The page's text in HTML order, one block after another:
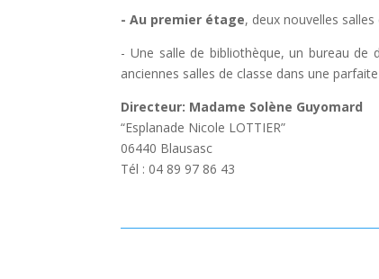
- Au premier étage, deux nouvelles
- Une salle de bibliothèque, un bureau de
anciennes salles de classe dans une
Directeur: Madame Solène Guyomard
“Esplanade Nicole LOTTIER”
06440 Blausasc
Tél : 04 89 97 86 43